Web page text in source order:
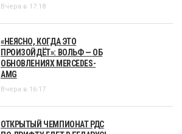
Вчера в 17:18
«НЕЯСНО, КОГДА ЭТО
ПРОИЗОЙДЁТ»: ВОЛЬФ — ОБ
ОБНОВЛЕНИЯХ MERCEDES-
AMG
Вчера в 16:17
ОТКРЫТЫЙ ЧЕМПИОНАТ РДС